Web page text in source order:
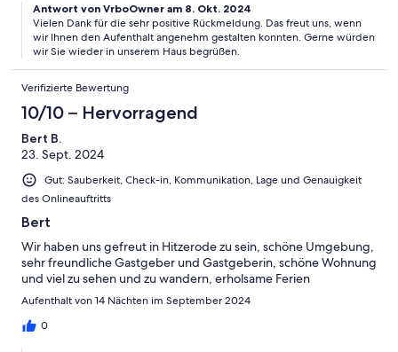
Antwort von VrboOwner am 8. Okt. 2024
Vielen Dank für die sehr positive Rückmeldung. Das freut uns, wenn
wir Ihnen den Aufenthalt angenehm gestalten konnten. Gerne würden
wir Sie wieder in unserem Haus begrüßen.
Verifizierte Bewertung
10/10 – Hervorragend
Bert B.
23. Sept. 2024
Gut: Sauberkeit, Check-in, Kommunikation, Lage und Genauigkeit
des Onlineauftritts
Bert
Wir haben uns gefreut in Hitzerode zu sein, schöne Umgebung,
sehr freundliche Gastgeber und Gastgeberin, schöne Wohnung
und viel zu sehen und zu wandern, erholsame Ferien
Aufenthalt von 14 Nächten im September 2024
0